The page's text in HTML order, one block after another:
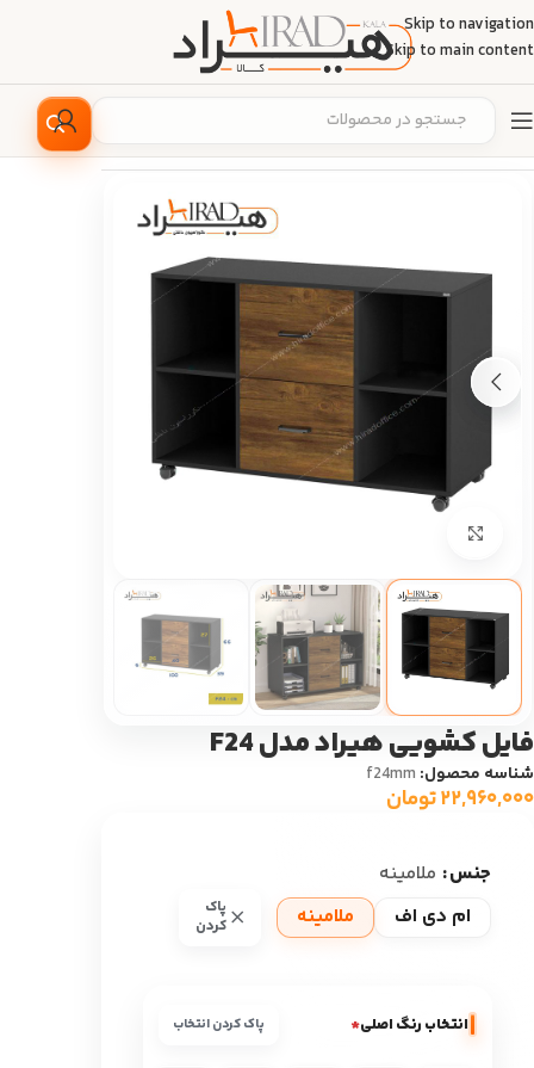
Skip to navigation
Skip to main content
فایل کشویی هیراد مدل F24
شناسه محصول: f24mm
۲۲,۹۶۰,۰۰۰تومان
جنس ملامینه
ام دی اف
ملامینه
پاک
کردن
انتخاب رنگ اصلی* پاک کردن انتخاب